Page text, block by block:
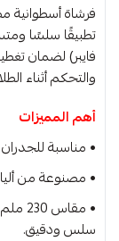
فرشاة أسطوانية
تطبيقًا سلسًا
فايبر) لضمان
والتحكم أثناء
أهم المميزات
• مناسبة
• مصنوعة من
سلس ودقيق.